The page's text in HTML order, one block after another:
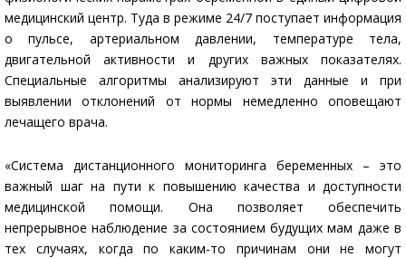
медицинский центр. Туда в режиме 24/7 поступает информация
о пульсе, артериальном давлении, температуре тела,
двигательной активности и других важных показателях.
Специальные алгоритмы анализируют эти данные и при
выявлении отклонений от нормы немедленно оповещают
лечащего врача.
«Система дистанционного мониторинга беременных – это
важный шаг на пути к повышению качества и доступности
медицинской помощи. Она позволяет обеспечить
непрерывное наблюдение за состоянием будущих мам даже в
тех случаях, когда по каким-то причинам они не могут